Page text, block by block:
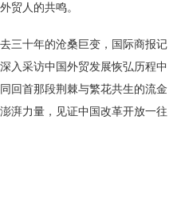
贸人的共鸣。
三十年的沧桑巨变，国际商报记
入采访中国外贸发展恢弘历程中
回首那段荆棘与繁花共生的流金
湃力量，见证中国改革开放一往